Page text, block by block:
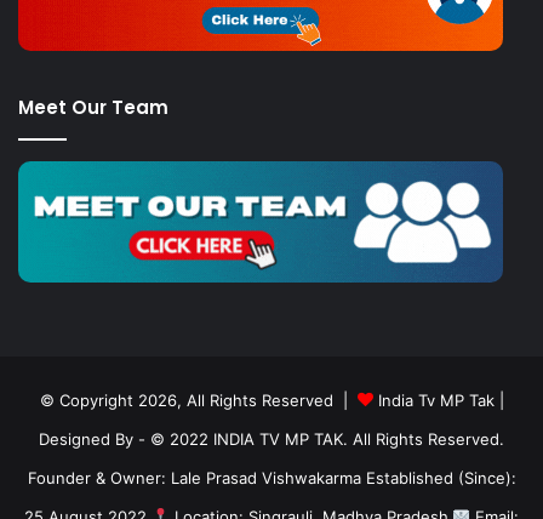
Meet Our Team
© Copyright 2026, All Rights Reserved | India Tv MP Tak|
Designed By - © 2022 INDIA TV MP TAK. All Rights Reserved.
Founder & Owner: Lale Prasad Vishwakarma Established (Since):